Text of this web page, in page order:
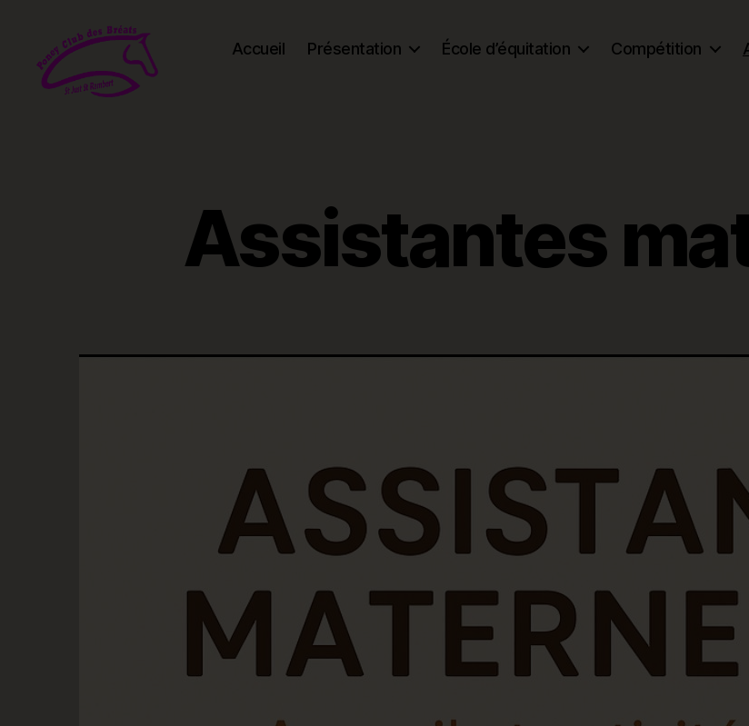
Accueil Présentation École d’équitation Compétition
Assistantes